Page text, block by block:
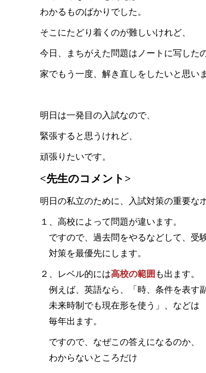
わかるものばかりでした。
そこにたどり着くのが難しいけれど、
今日、まちがえた問題はノートに写した
家でもう一度、解き直しをしたいと思いま
明日は一発目の入試なので、
緊張すると思うけれど、
頑張りたいです。
<先生のコメント>
明日の私立のために、入試対策の重要な
１、高校によって問題が違います。
ですので、過去問をやるなどして、受
対策を最優先にします。
２、レベル的には高校の範囲 も出ます。
例えば、英語なら、「時、条件を表す
未来時制でも現在形を使う」、などは
毎年出ます。
ですので、なぜこの答えになるのか、
わからないところだけ